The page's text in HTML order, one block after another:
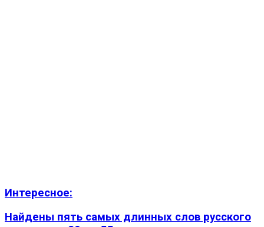
Интересное:
Найдены пять самых длинных слов русского